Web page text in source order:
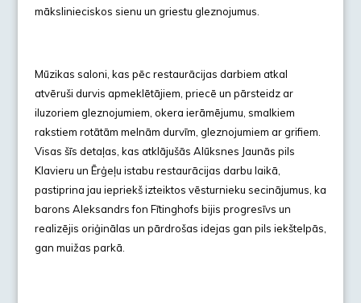
mākslinieciskos sienu un griestu gleznojumus.
Mūzikas saloni, kas pēc restaurācijas darbiem atkal
atvēruši durvis apmeklētājiem, priecē un pārsteidz ar
iluzoriem gleznojumiem, okera ierāmējumu, smalkiem
rakstiem rotātām melnām durvīm, gleznojumiem ar grifiem.
Visas šīs detaļas, kas atklājušās Alūksnes Jaunās pils
Klavieru un Ērģeļu istabu restaurācijas darbu laikā,
pastiprina jau iepriekš izteiktos vēsturnieku secinājumus, ka
barons Aleksandrs fon Fītinghofs bijis progresīvs un
realizējis oriģinālas un pārdrošas idejas gan pils iekštelpās,
gan muižas parkā.